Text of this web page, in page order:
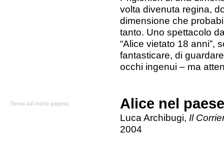
volta divenuta regina,
dimensione che
tanto. Uno spettacolo
“Alice vietato 18 anni”,
fantasticare, di
occhi ingenui – ma
Torna ad inizio pagina Alice nel
Luca Archibugi, Il
2004